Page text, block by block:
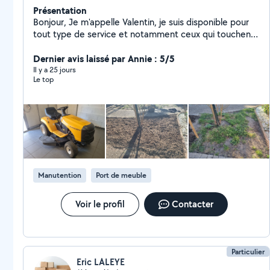
Présentation
Bonjour, Je m'appelle Valentin, je suis disponible pour
tout type de service et notamment ceux qui touchent
nécessaire et d'une remorque pour évacuer les
dechets. J'ai un tarif à l'heure ou bien je propose de
faire des devis après avoir eu des photos ou rdv sur
Dernier avis laissé par Annie : 5/5
Il y a 25 jours
Le top
Manutention Port de meuble
Voir le profil Contacter
Particulier
Eric LALEYE